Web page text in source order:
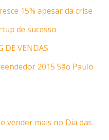
15% apesar da crise
de sucesso
DE VENDAS
2015 São Paulo
vender mais no Dia das